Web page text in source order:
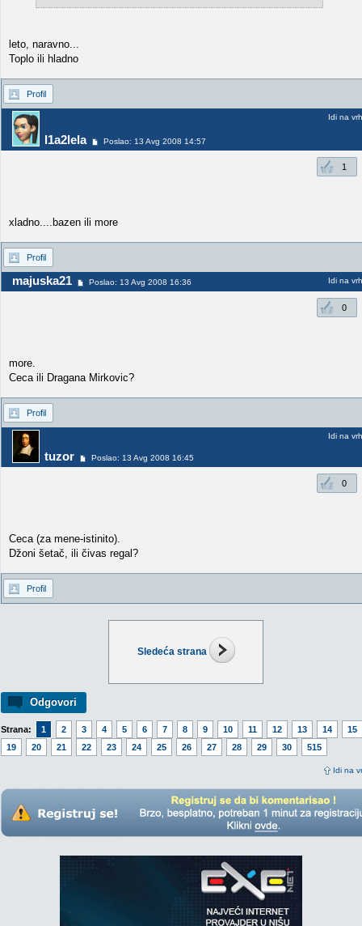
Sledeća strana
Odgovori
Strana: 1 2 3 4 5 6 7 8 9 10 11 12 13 14
15
19
20 21 22 23 24 25 26 27 28 29 30 515
Idi na
leto, naravno...
Toplo ili hladno
Profil
l1a2lela Poslao: 13 Avg 2008 14:57
Idi na vrh
1
xladno....bazen ili more
Profil
majuska21 Poslao: 13 Avg 2008 16:36 Idi na vrh
0
more.
Ceca ili Dragana Mirkovic?
Profil
tuzor Poslao: 13 Avg 2008 16:45
Idi na vrh
0
Ceca (za mene-istinito).
Džoni šetač, ili čivas regal?
Profil